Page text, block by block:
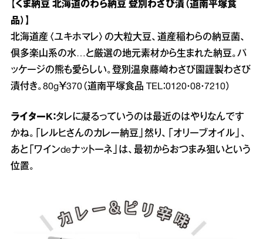
【くま納豆 北海道のわら納豆 登別わさび漬（道南平塚食
品）】
北海道産〈ユキホマレ〉の大粒大豆、道産稲わらの納豆菌、
倶多楽山系の水…と厳選の地元素材から生まれた納豆。パ
ッケージの熊も愛らしい。登別温泉藤崎わさび園謹製わさび
漬付き。80g￥370（道南平塚食品 TEL：0120・08・7210）
ライターK：タレに凝るっていうのは最近のはやりなんです
かね。「レルヒさんのカレー納豆」然り、「オリーブオイル」、
あと「ワインdeナットーネ」は、最初からおつまみ狙いという
位置。